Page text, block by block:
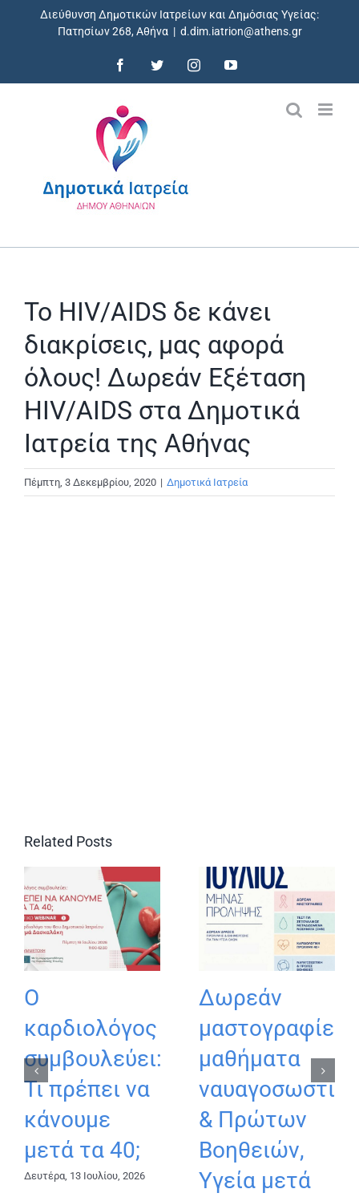
Διεύθυνση Δημοτικών Ιατρείων και Δημόσιας Υγείας:
Πατησίων 268, Αθήνα | d.dim.iatrion@athens.gr
FacebookTwitterInstagramYouTube
Το HIV/AIDS δε κάνει
διακρίσεις, μας αφορά
όλους! Δωρεάν Εξέταση
HIV/AIDS στα Δημοτικά
Ιατρεία της Αθήνας
Πέμπτη, 3 Δεκεμβρίου, 2020 | Δημοτικά Ιατρεία
Related Posts
Ο
καρδιολόγος
συμβουλεύει:
Τι πρέπει να
κάνουμε
μετά τα 40;
Δευτέρα, 13 Ιουλίου, 2026
Δωρεάν
μαστογραφίες,
μαθήματα
& Πρώτων
Βοηθειών,
Υγεία μετά